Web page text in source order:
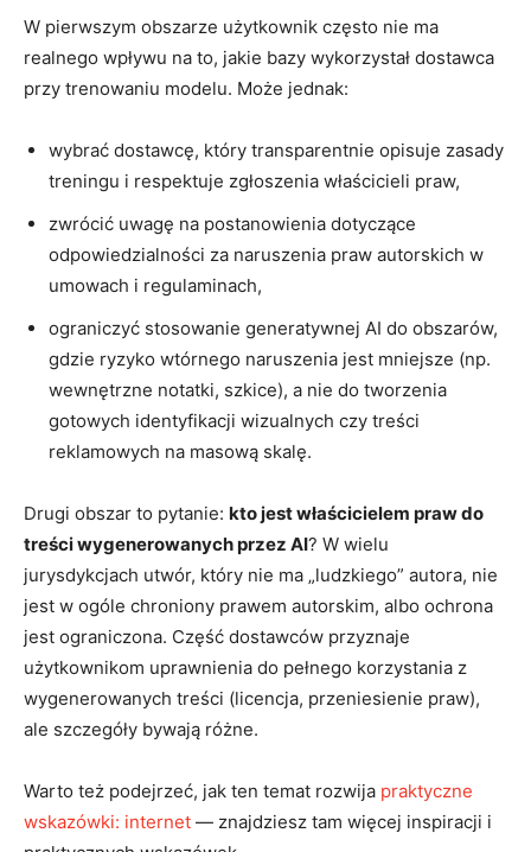
W pierwszym obszarze użytkownik często nie ma
realnego wpływu na to, jakie bazy wykorzystał dostawca
przy trenowaniu modelu. Może jednak:
wybrać dostawcę, który transparentnie opisuje zasady
treningu i respektuje zgłoszenia właścicieli praw,
zwrócić uwagę na postanowienia dotyczące
odpowiedzialności za naruszenia praw autorskich w
umowach i regulaminach,
ograniczyć stosowanie generatywnej AI do obszarów,
gdzie ryzyko wtórnego naruszenia jest mniejsze (np.
wewnętrzne notatki, szkice), a nie do tworzenia
gotowych identyfikacji wizualnych czy treści
reklamowych na masową skalę.
Drugi obszar to pytanie: kto jest właścicielem praw do
treści wygenerowanych przez AI? W wielu
jurysdykcjach utwór, który nie ma „ludzkiego” autora, nie
jest w ogóle chroniony prawem autorskim, albo ochrona
jest ograniczona. Część dostawców przyznaje
użytkownikom uprawnienia do pełnego korzystania z
wygenerowanych treści (licencja, przeniesienie praw),
ale szczegóły bywają różne.
Warto też podejrzeć, jak ten temat rozwija praktyczne
wskazówki: internet — znajdziesz tam więcej inspiracji i